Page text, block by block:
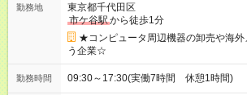
勤務地
東京都千代田区
市ケ谷駅から徒歩1分
★コンピュータ周辺機器の卸売や海
う企業☆
勤務時間 09:30～17:30(実働7時間 休憩1時間)